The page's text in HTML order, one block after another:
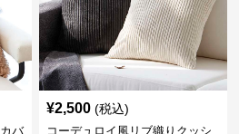
バ
¥2,500 (税込)
コーデュロイ風リブ織りクッシ